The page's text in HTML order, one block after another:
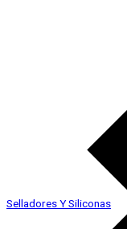
Selladores Y Siliconas